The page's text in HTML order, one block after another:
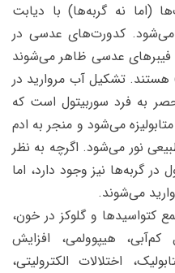
(اما نه گربه‌ها) با دیابت
می‌شود. کدورت‌های عدسی در
فیبرهای عدسی ظاهر می‌شوند
تشکیل آب مروارید در
به فرد سوربیتول است که
می‌شود و منجر به ادم
نور می‌شود. اگرچه به نظر
گربه‌ها نیز وجود دارد، اما
می‌شوند.
کتواسیدها و گلوکز در خون،
کم‌آبی، هیپوولمی، افزایش
اختلالات الکترولیتی،